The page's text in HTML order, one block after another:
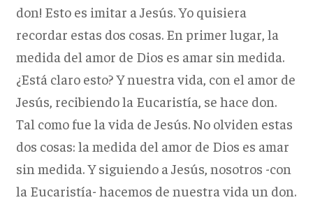
don! Esto es imitar a Jesús. Yo quisiera
recordar estas dos cosas. En primer lugar, la
medida del amor de Dios es amar sin medida.
¿Está claro esto? Y nuestra vida, con el amor de
Jesús, recibiendo la Eucaristía, se hace don.
Tal como fue la vida de Jesús. No olviden estas
dos cosas: la medida del amor de Dios es amar
sin medida. Y siguiendo a Jesús, nosotros -con
la Eucaristía- hacemos de nuestra vida un don.